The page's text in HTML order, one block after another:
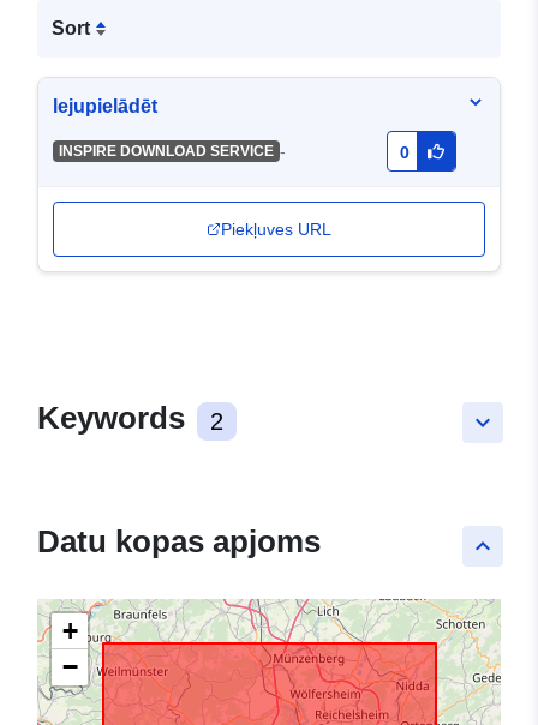
Sort
lejupielādēt
INSPIRE DOWNLOAD SERVICE - 0
Piekļuves URL
keyboard_arrow_down
Keywords 2
keyboard_arrow_up
Datu kopas apjoms
+
−